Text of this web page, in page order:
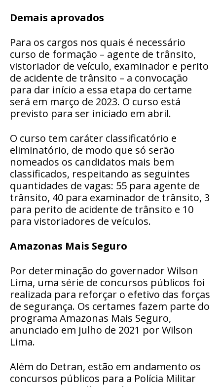
Demais aprovados
Para os cargos nos quais é necessário
curso de formação – agente de trânsito,
vistoriador de veículo, examinador e perito
de acidente de trânsito – a convocação
para dar início a essa etapa do certame
será em março de 2023. O curso está
previsto para ser iniciado em abril.
O curso tem caráter classificatório e
eliminatório, de modo que só serão
nomeados os candidatos mais bem
classificados, respeitando as seguintes
quantidades de vagas: 55 para agente de
trânsito, 40 para examinador de trânsito, 3
para perito de acidente de trânsito e 10
para vistoriadores de veículos.
Amazonas Mais Seguro
Por determinação do governador Wilson
Lima, uma série de concursos públicos foi
realizada para reforçar o efetivo das forças
de segurança. Os certames fazem parte do
programa Amazonas Mais Seguro,
anunciado em julho de 2021 por Wilson
Lima.
Além do Detran, estão em andamento os
concursos públicos para a Polícia Militar